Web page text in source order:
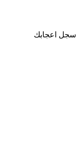
سجل اعجابك